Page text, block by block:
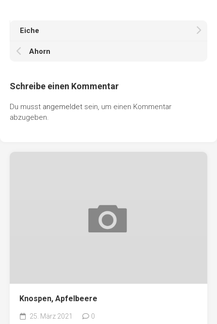
Eiche
Ahorn
Schreibe einen Kommentar
Du musst angemeldet sein, um einen Kommentar
abzugeben.
Knospen, Apfelbeere
25. März 2021 0